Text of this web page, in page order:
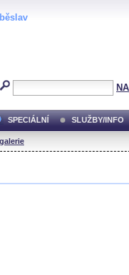
SPECIÁLNÍ SLUŽBY/INFO